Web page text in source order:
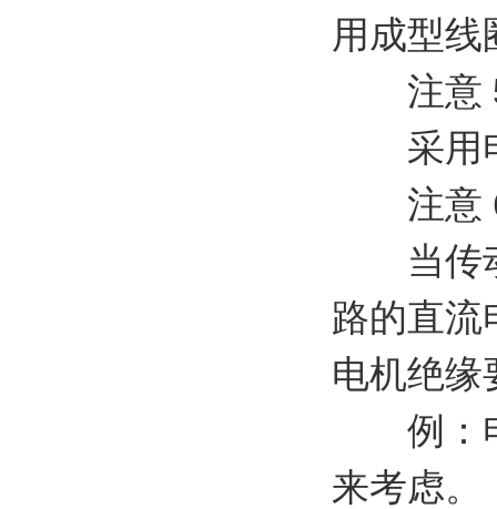
用成型线
注意 5:
采用电
注意 6:
当传动
路的直流
电机绝缘
例：电
来考虑。